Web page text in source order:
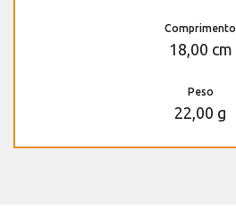
Comprimento
18,00 cm
Peso
22,00 g